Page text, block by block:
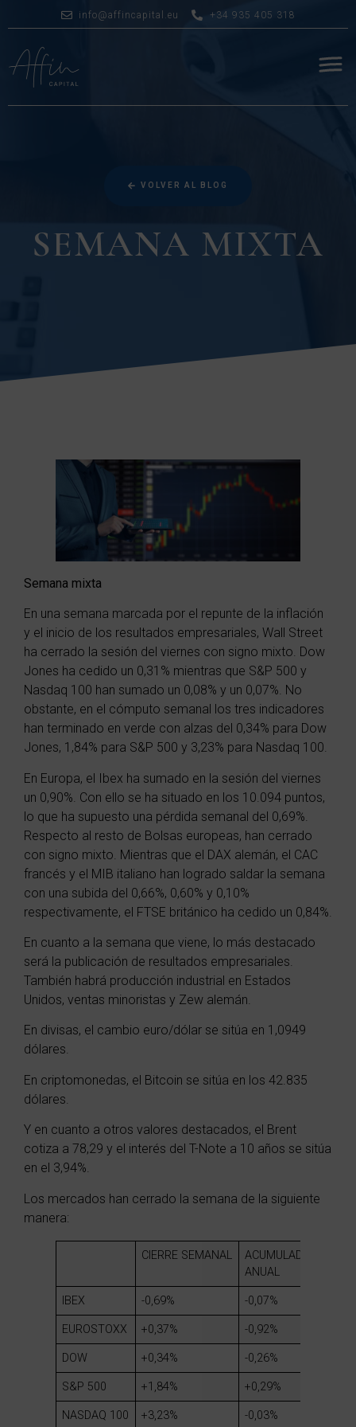
info@affincapital.eu +34 935 405 318
VOLVER AL BLOG
SEMANA MIXTA
Semana mixta
En una semana marcada por el repunte de la inflación
y el inicio de los resultados empresariales, Wall Street
ha cerrado la sesión del viernes con signo mixto. Dow
Jones ha cedido un 0,31% mientras que S&P 500 y
Nasdaq 100 han sumado un 0,08% y un 0,07%. No
obstante, en el cómputo semanal los tres indicadores
han terminado en verde con alzas del 0,34% para Dow
Jones, 1,84% para S&P 500 y 3,23% para Nasdaq 100.
En Europa, el Ibex ha sumado en la sesión del viernes
un 0,90%. Con ello se ha situado en los 10.094 puntos,
lo que ha supuesto una pérdida semanal del 0,69%.
Respecto al resto de Bolsas europeas, han cerrado
con signo mixto. Mientras que el DAX alemán, el CAC
francés y el MIB italiano han logrado saldar la semana
con una subida del 0,66%, 0,60% y 0,10%
respectivamente, el FTSE británico ha cedido un 0,84%.
En cuanto a la semana que viene, lo más destacado
será la publicación de resultados empresariales.
También habrá producción industrial en Estados
Unidos, ventas minoristas y Zew alemán.
En divisas, el cambio euro/dólar se sitúa en 1,0949
dólares.
En criptomonedas, el Bitcoin se sitúa en los 42.835
dólares.
Y en cuanto a otros valores destacados, el Brent
cotiza a 78,29 y el interés del T-Note a 10 años se sitúa
en el 3,94%.
Los mercados han cerrado la semana de la siguiente
manera:
CIERRE SEMANAL
ACUMULADO
ANUAL
IBEX -0,69% -0,07%
EUROSTOXX +0,37% -0,92%
DOW +0,34% -0,26%
S&P 500 +1,84% +0,29%
NASDAQ 100 +3,23% -0,03%